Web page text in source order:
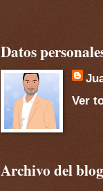
Datos
Ver
Archivo del blog